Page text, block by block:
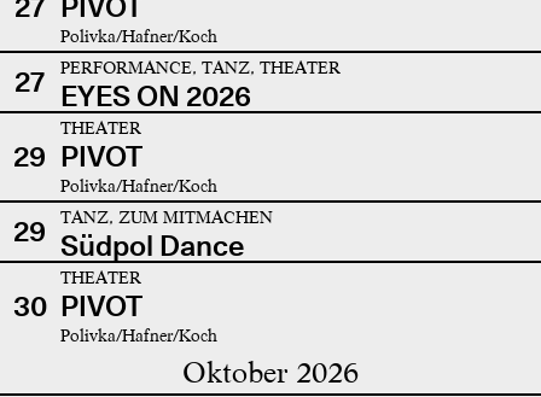
Polivka/Hafner/Koch
27 PERFORMANCE, TANZ, THEATER
EYES ON 2026
29
THEATER
PIVOT
Polivka/Hafner/Koch
29 TANZ, ZUM MITMACHEN
Südpol Dance
30
THEATER
PIVOT
Polivka/Hafner/Koch
Oktober 2026